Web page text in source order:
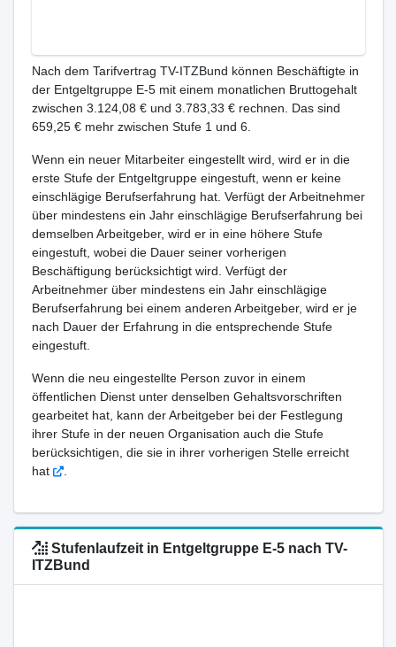
Nach dem Tarifvertrag TV-ITZBund können Beschäftigte in
der Entgeltgruppe E-5 mit einem monatlichen Bruttogehalt
zwischen 3.124,08 € und 3.783,33 € rechnen. Das sind
659,25 € mehr zwischen Stufe 1 und 6.
Wenn ein neuer Mitarbeiter eingestellt wird, wird er in die
erste Stufe der Entgeltgruppe eingestuft, wenn er keine
einschlägige Berufserfahrung hat. Verfügt der Arbeitnehmer
über mindestens ein Jahr einschlägige Berufserfahrung bei
demselben Arbeitgeber, wird er in eine höhere Stufe
eingestuft, wobei die Dauer seiner vorherigen
Beschäftigung berücksichtigt wird. Verfügt der
Arbeitnehmer über mindestens ein Jahr einschlägige
Berufserfahrung bei einem anderen Arbeitgeber, wird er je
nach Dauer der Erfahrung in die entsprechende Stufe
eingestuft.
Wenn die neu eingestellte Person zuvor in einem
öffentlichen Dienst unter denselben Gehaltsvorschriften
gearbeitet hat, kann der Arbeitgeber bei der Festlegung
ihrer Stufe in der neuen Organisation auch die Stufe
berücksichtigen, die sie in ihrer vorherigen Stelle erreicht
hat
.
Stufenlaufzeit in Entgeltgruppe E-5 nach TV-
ITZBund